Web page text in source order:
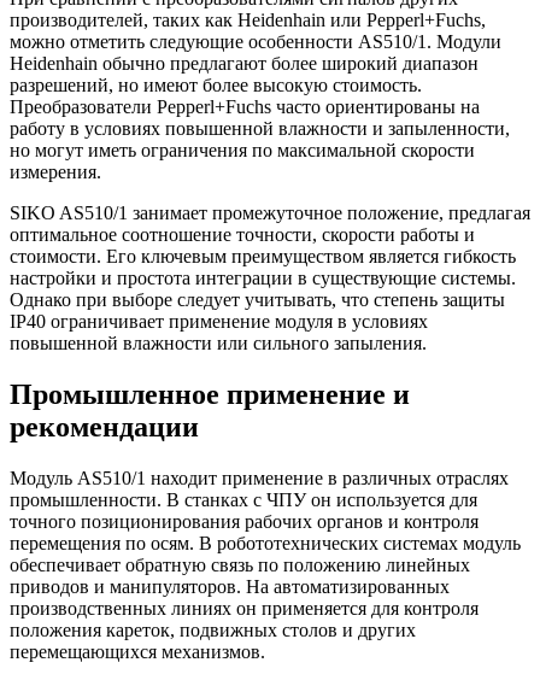
производителей, таких как Heidenhain или Pepperl+Fuchs,
можно отметить следующие особенности AS510/1. Модули
Heidenhain обычно предлагают более широкий диапазон
разрешений, но имеют более высокую стоимость.
Преобразователи Pepperl+Fuchs часто ориентированы на
работу в условиях повышенной влажности и запыленности,
но могут иметь ограничения по максимальной скорости
измерения.
SIKO AS510/1 занимает промежуточное положение, предлагая
оптимальное соотношение точности, скорости работы и
стоимости. Его ключевым преимуществом является гибкость
настройки и простота интеграции в существующие системы.
Однако при выборе следует учитывать, что степень защиты
IP40 ограничивает применение модуля в условиях
повышенной влажности или сильного запыления.
Промышленное применение и
рекомендации
Модуль AS510/1 находит применение в различных отраслях
промышленности. В станках с ЧПУ он используется для
точного позиционирования рабочих органов и контроля
перемещения по осям. В робототехнических системах модуль
обеспечивает обратную связь по положению линейных
приводов и манипуляторов. На автоматизированных
производственных линиях он применяется для контроля
положения кареток, подвижных столов и других
перемещающихся механизмов.